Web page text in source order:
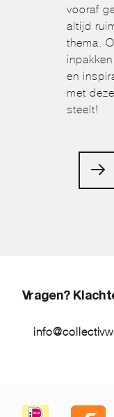
vooraf
altijd
thema.
en
met
steelt!
Vragen?